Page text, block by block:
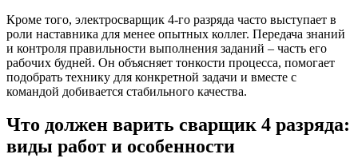
Кроме того, электросварщик 4-го разряда часто выступает в
роли наставника для менее опытных коллег. Передача знаний
и контроля правильности выполнения заданий – часть его
рабочих будней. Он объясняет тонкости процесса, помогает
подобрать технику для конкретной задачи и вместе с
командой добивается стабильного качества.
Что должен варить сварщик 4 разряда:
виды работ и особенности